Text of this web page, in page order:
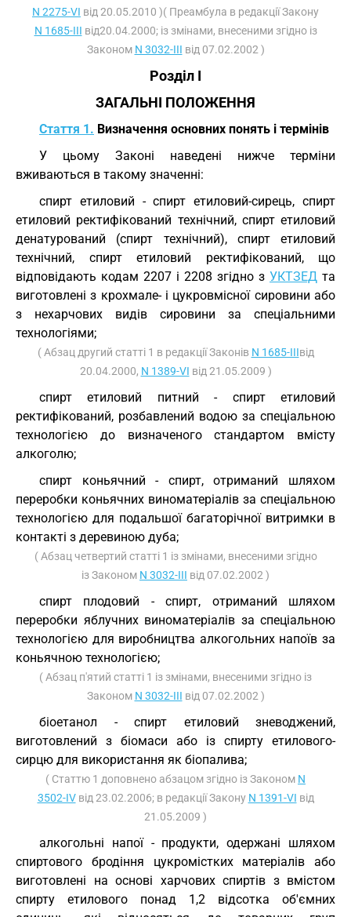
N 2275-VI від 20.05.2010 )( Преамбула в редакції Закону
N 1685-III від20.04.2000; із змінами, внесеними згідно із
Законом N 3032-III від 07.02.2002 )
Розділ I
ЗАГАЛЬНІ ПОЛОЖЕННЯ
Стаття 1. Визначення основних понять і термінів
У цьому Законі наведені нижче терміни
вживаються в такому значенні:
спирт етиловий - спирт етиловий-сирець, спирт
етиловий ректифікований технічний, спирт етиловий
денатурований (спирт технічний), спирт етиловий
технічний, спирт етиловий ректифікований, що
відповідають кодам 2207 і 2208 згідно з УКТЗЕД та
виготовлені з крохмале- і цукровмісної сировини або
з нехарчових видів сировини за спеціальними
технологіями;
( Абзац другий статті 1 в редакції Законів N 1685-IIIвід
20.04.2000, N 1389-VI від 21.05.2009 )
спирт етиловий питний - спирт етиловий
ректифікований, розбавлений водою за спеціальною
технологією до визначеного стандартом вмісту
алкоголю;
спирт коньячний - спирт, отриманий шляхом
переробки коньячних виноматеріалів за спеціальною
технологією для подальшої багаторічної витримки в
контакті з деревиною дуба;
( Абзац четвертий статті 1 із змінами, внесеними згідно
із Законом N 3032-III від 07.02.2002 )
спирт плодовий - спирт, отриманий шляхом
переробки яблучних виноматеріалів за спеціальною
технологією для виробництва алкогольних напоїв за
коньячною технологією;
( Абзац п'ятий статті 1 із змінами, внесеними згідно із
Законом N 3032-III від 07.02.2002 )
біоетанол - спирт етиловий зневоджений,
виготовлений з біомаси або із спирту етилового-
сирцю для використання як біопалива;
( Статтю 1 доповнено абзацом згідно із Законом N
3502-IVвід 23.02.2006; в редакції Закону N 1391-VI від
21.05.2009 )
алкогольні напої - продукти, одержані шляхом
спиртового бродіння цукромістких матеріалів або
виготовлені на основі харчових спиртів з вмістом
спирту етилового понад 1,2 відсотка об'ємних